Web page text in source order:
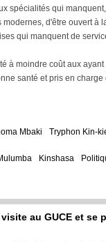
spécialités qui
d'être ouvert à
qui manquent de
à moindre coût aux
santé et pris en
Mbaki Tryphon Kin-
Kinshasa
au GUCE et se